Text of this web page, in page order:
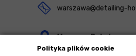
Polityka plików cookie
warszawa@detailing-
Magazyn Rekcin
Nomos Sp. z o.o. sp.k.